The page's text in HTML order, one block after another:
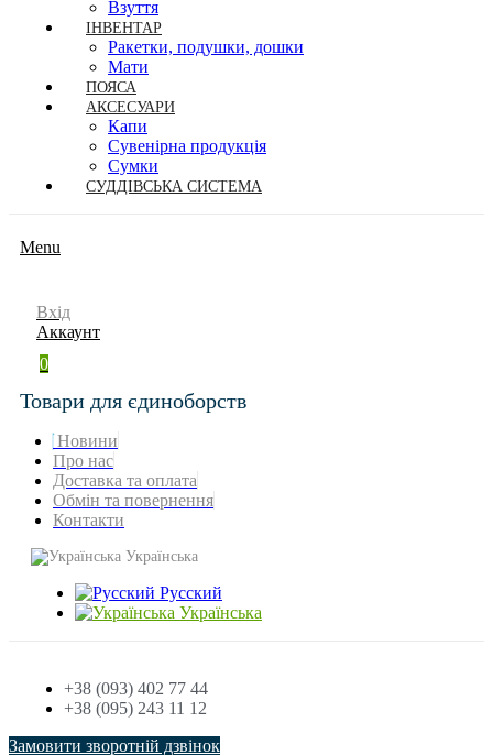
Взуття
ІНВЕНТАР
Ракетки, подушки, дошки
Мати
ПОЯСА
АКСЕСУАРИ
Капи
Сувенірна продукція
Сумки
СУДДІВСЬКА СИСТЕМА
Menu
Вхід
Аккаунт
0
Товари для єдиноборств
Новини
Про нас
Доставка та оплата
Обмін та повернення
Контакти
Українська
Русский
Українська
+38 (093) 402 77 44
+38 (095) 243 11 12
Замовити зворотній дзвінок